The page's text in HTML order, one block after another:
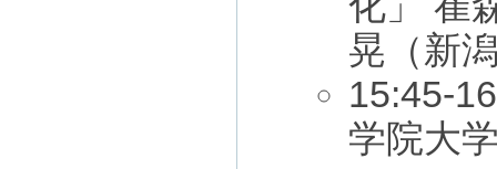
晃（新
15:45-
学院大